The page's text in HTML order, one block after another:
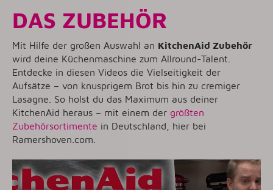
DAS ZUBEHÖR
Mit Hilfe der großen Auswahl an KitchenAid Zubehör
wird deine Küchenmaschine zum Allround-Talent.
Entdecke in diesen Videos die Vielseitigkeit der
Aufsätze – von knusprigem Brot bis hin zu cremiger
Lasagne. So holst du das Maximum aus deiner
KitchenAid heraus – mit einem der größten
Zubehörsortimente in Deutschland, hier bei
Ramershoven.com.